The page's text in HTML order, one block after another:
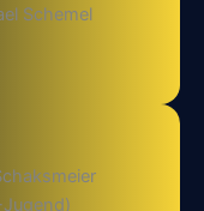
Schemel
Jugend)